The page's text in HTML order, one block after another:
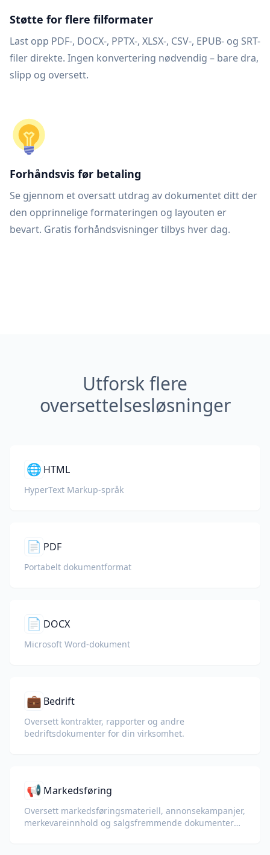
Støtte for flere filformater
Last opp PDF-, DOCX-, PPTX-, XLSX-, CSV-, EPUB- og SRT-
filer direkte. Ingen konvertering nødvendig – bare dra,
slipp og oversett.
Forhåndsvis før betaling
Se gjennom et oversatt utdrag av dokumentet ditt der
den opprinnelige formateringen og layouten er
bevart. Gratis forhåndsvisninger tilbys hver dag.
Utforsk flere
oversettelsesløsninger
🌐 HTML
HyperText Markup-språk
📄 PDF
Portabelt dokumentformat
📄 DOCX
Microsoft Word-dokument
💼 Bedrift
Oversett kontrakter, rapporter og andre
bedriftsdokumenter for din virksomhet.
📢 Markedsføring
Oversett markedsføringsmateriell, annonsekampanjer,
merkevareinnhold og salgsfremmende dokumenter